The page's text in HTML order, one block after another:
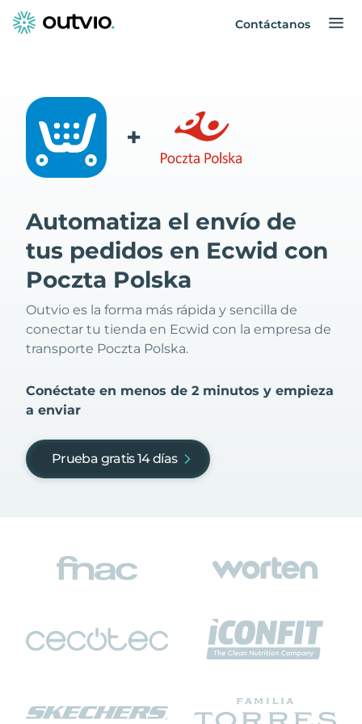
Contáctanos
+
Automatiza el envío de
tus pedidos en Ecwid con
Poczta Polska
Outvio es la forma más rápida y sencilla de
conectar tu tienda en Ecwid con la empresa de
transporte Poczta Polska.
Conéctate en menos de 2 minutos y empieza
a enviar
Prueba gratis 14 días